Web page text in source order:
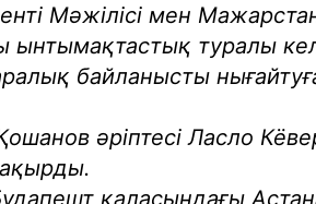
Мәжілісі мен
туралы
байланысты нығайтуға
әріптесі Ласло
қаласындағы